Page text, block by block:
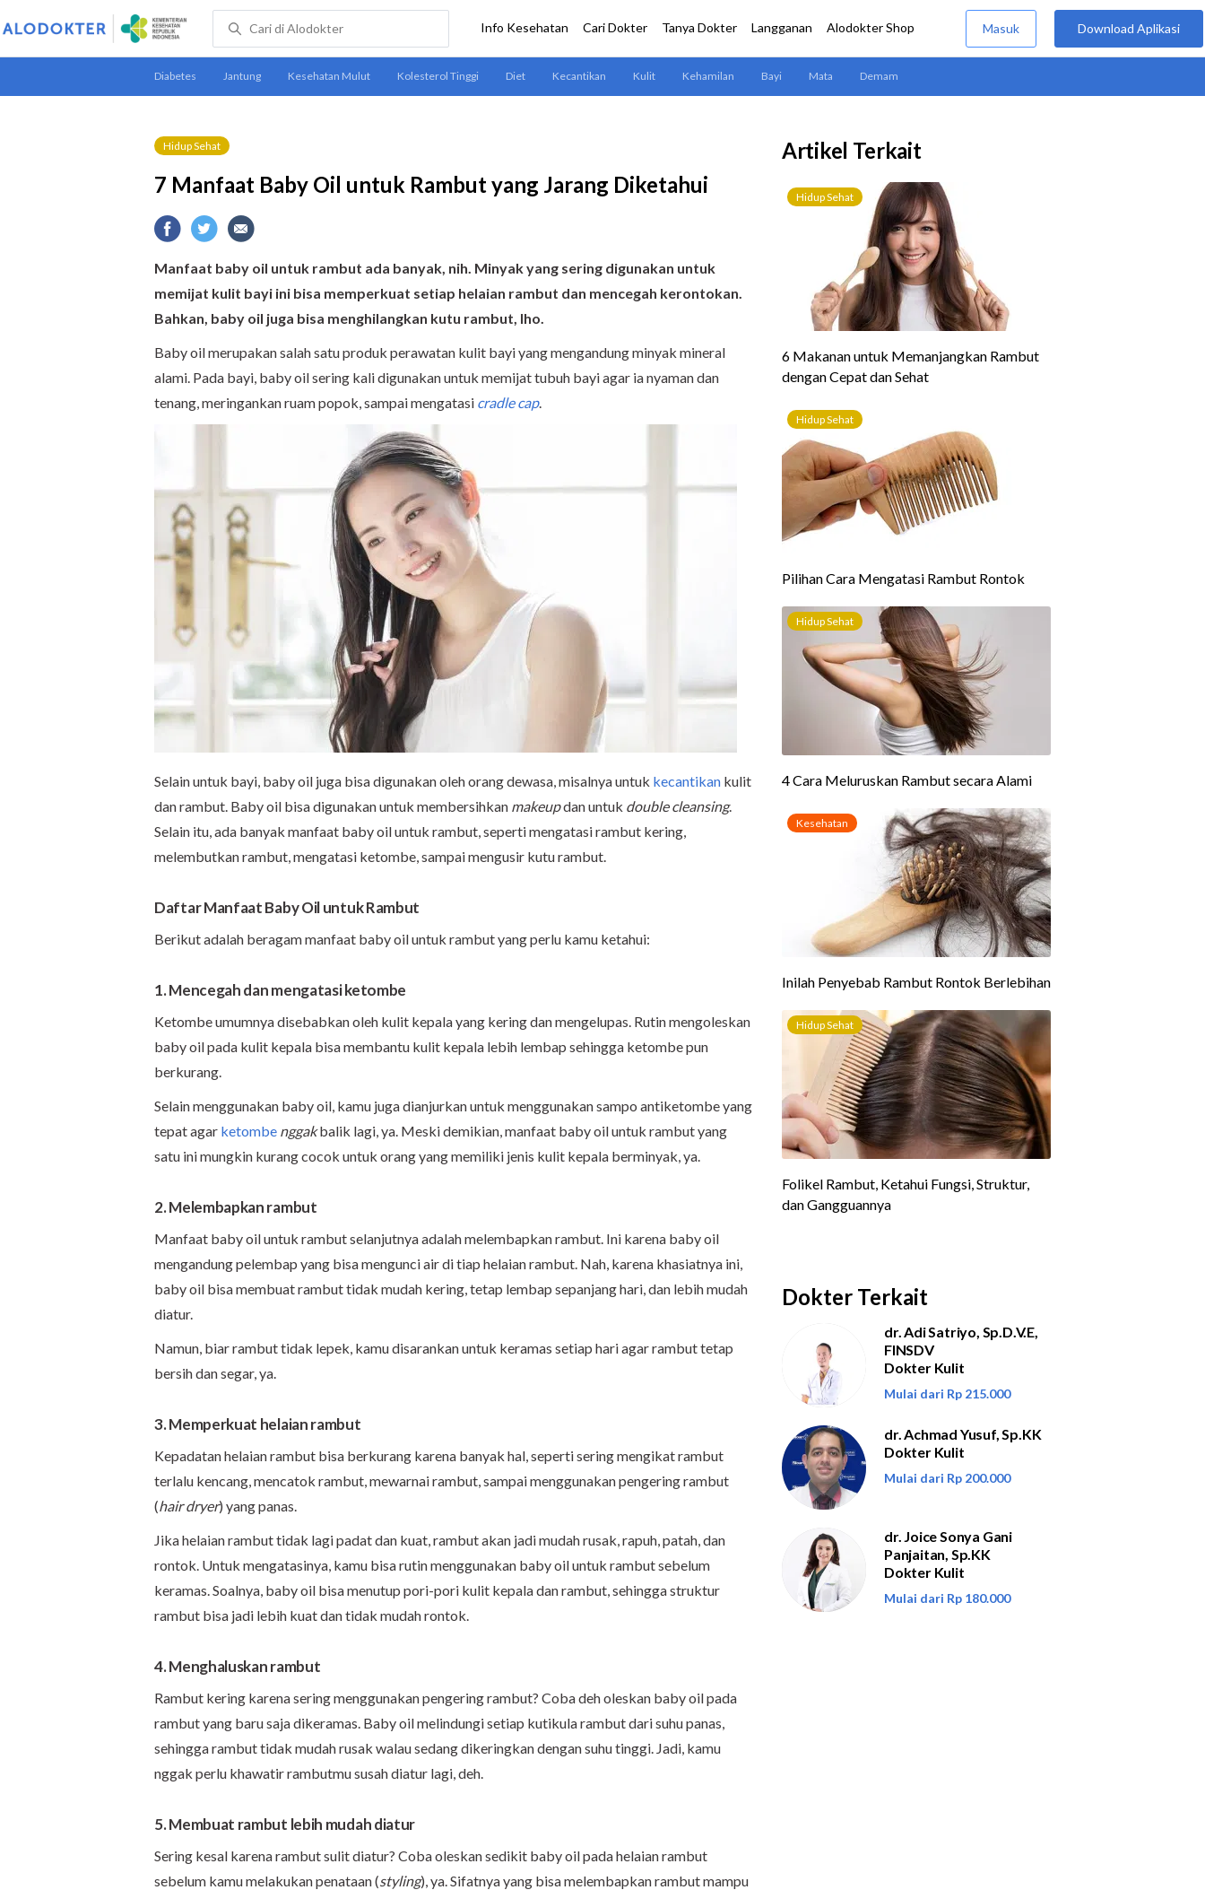
Hidup Sehat
7 Manfaat Baby Oil untuk Rambut yang Jarang Diketahui
Manfaat baby oil untuk rambut ada banyak, nih. Minyak yang sering digunakan untuk
memijat kulit bayi ini bisa memperkuat setiap helaian rambut dan mencegah kerontokan.
Bahkan, baby oil juga bisa menghilangkan kutu rambut, lho.
Baby oil merupakan salah satu produk perawatan kulit bayi yang mengandung minyak mineral
alami. Pada bayi, baby oil sering kali digunakan untuk memijat tubuh bayi agar ia nyaman dan
tenang, meringankan ruam popok, sampai mengatasi cradle cap.
Selain untuk bayi, baby oil juga bisa digunakan oleh orang dewasa, misalnya untuk kecantikan kulit
dan rambut. Baby oil bisa digunakan untuk membersihkan makeupdan untuk double cleansing.
Selain itu, ada banyak manfaat baby oil untuk rambut, seperti mengatasi rambut kering,
melembutkan rambut, mengatasi ketombe, sampai mengusir kutu rambut.
Daftar Manfaat Baby Oil untuk Rambut
Berikut adalah beragam manfaat baby oil untuk rambut yang perlu kamu ketahui:
1. Mencegah dan mengatasi ketombe
Ketombe umumnya disebabkan oleh kulit kepala yang kering dan mengelupas. Rutin mengoleskan
baby oil pada kulit kepala bisa membantu kulit kepala lebih lembap sehingga ketombe pun
berkurang.
Selain menggunakan baby oil, kamu juga dianjurkan untuk menggunakan sampo antiketombe yang
tepat agar ketombe nggakbalik lagi, ya. Meski demikian, manfaat baby oil untuk rambut yang
satu ini mungkin kurang cocok untuk orang yang memiliki jenis kulit kepala berminyak, ya.
2. Melembapkan rambut
Manfaat baby oil untuk rambut selanjutnya adalah melembapkan rambut. Ini karena baby oil
mengandung pelembap yang bisa mengunci air di tiap helaian rambut. Nah, karena khasiatnya ini,
baby oil bisa membuat rambut tidak mudah kering, tetap lembap sepanjang hari, dan lebih mudah
diatur.
Namun, biar rambut tidak lepek, kamu disarankan untuk keramas setiap hari agar rambut tetap
bersih dan segar, ya.
3. Memperkuat helaian rambut
Kepadatan helaian rambut bisa berkurang karena banyak hal, seperti sering mengikat rambut
terlalu kencang, mencatok rambut, mewarnai rambut, sampai menggunakan pengering rambut
(hair dryer) yang panas.
Jika helaian rambut tidak lagi padat dan kuat, rambut akan jadi mudah rusak, rapuh, patah, dan
rontok. Untuk mengatasinya, kamu bisa rutin menggunakan baby oil untuk rambut sebelum
keramas. Soalnya, baby oil bisa menutup pori-pori kulit kepala dan rambut, sehingga struktur
rambut bisa jadi lebih kuat dan tidak mudah rontok.
4. Menghaluskan rambut
Rambut kering karena sering menggunakan pengering rambut? Coba deh oleskan baby oil pada
rambut yang baru saja dikeramas. Baby oil melindungi setiap kutikula rambut dari suhu panas,
sehingga rambut tidak mudah rusak walau sedang dikeringkan dengan suhu tinggi. Jadi, kamu
nggak perlu khawatir rambutmu susah diatur lagi, deh.
5. Membuat rambut lebih mudah diatur
Sering kesal karena rambut sulit diatur? Coba oleskan sedikit baby oil pada helaian rambut
sebelum kamu melakukan penataan (styling), ya. Sifatnya yang bisa melembapkan rambut mampu
Artikel Terkait
Dokter Terkait